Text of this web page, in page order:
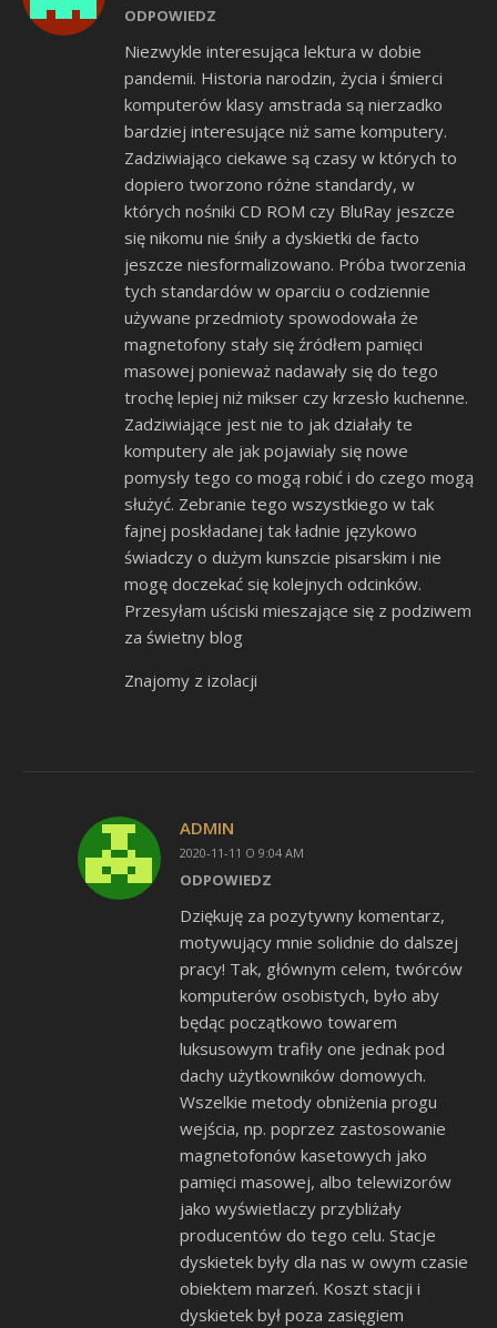
ODPOWIEDZ
Niezwykle interesująca lektura w dobie
pandemii. Historia narodzin, życia i śmierci
komputerów klasy amstrada są nierzadko
bardziej interesujące niż same komputery.
Zadziwiająco ciekawe są czasy w których to
dopiero tworzono różne standardy, w
których nośniki CD ROM czy BluRay jeszcze
się nikomu nie śniły a dyskietki de facto
jeszcze niesformalizowano. Próba tworzenia
tych standardów w oparciu o codziennie
używane przedmioty spowodowała że
magnetofony stały się źródłem pamięci
masowej ponieważ nadawały się do tego
trochę lepiej niż mikser czy krzesło kuchenne.
Zadziwiające jest nie to jak działały te
komputery ale jak pojawiały się nowe
pomysły tego co mogą robić i do czego mogą
służyć. Zebranie tego wszystkiego w tak
fajnej poskładanej tak ładnie językowo
świadczy o dużym kunszcie pisarskim i nie
mogę doczekać się kolejnych odcinków.
Przesyłam uściski mieszające się z podziwem
za świetny blog
Znajomy z izolacji
ADMIN
2020-11-11 O 9:04 AM
ODPOWIEDZ
Dziękuję za pozytywny komentarz,
motywujący mnie solidnie do dalszej
pracy! Tak, głównym celem, twórców
komputerów osobistych, było aby
będąc początkowo towarem
luksusowym trafiły one jednak pod
dachy użytkowników domowych.
Wszelkie metody obniżenia progu
wejścia, np. poprzez zastosowanie
magnetofonów kasetowych jako
pamięci masowej, albo telewizorów
jako wyświetlaczy przybliżały
producentów do tego celu. Stacje
dyskietek były dla nas w owym czasie
obiektem marzeń. Koszt stacji i
dyskietek był poza zasięgiem